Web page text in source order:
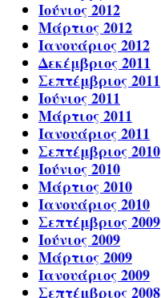
Ιούνιος 2012
Μάρτιος 2012
Ιανουάριος 2012
Δεκέμβριος 2011
Σεπτέμβριος 2011
Ιούνιος 2011
Μάρτιος 2011
Ιανουάριος 2011
Σεπτέμβριος 2010
Ιούνιος 2010
Μάρτιος 2010
Ιανουάριος 2010
Σεπτέμβριος 2009
Ιούνιος 2009
Μάρτιος 2009
Ιανουάριος 2009
Σεπτέμβριος 2008